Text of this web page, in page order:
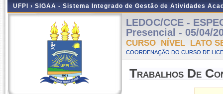
UFPI › SIGAA - Sistema Integrado de Gestão de Atividades
LEDOC/CCE -
Presencial - 05/04/
CURSO NÍVEL LATO
COORDENAÇÃO DO CURSO DE
Trabalhos De